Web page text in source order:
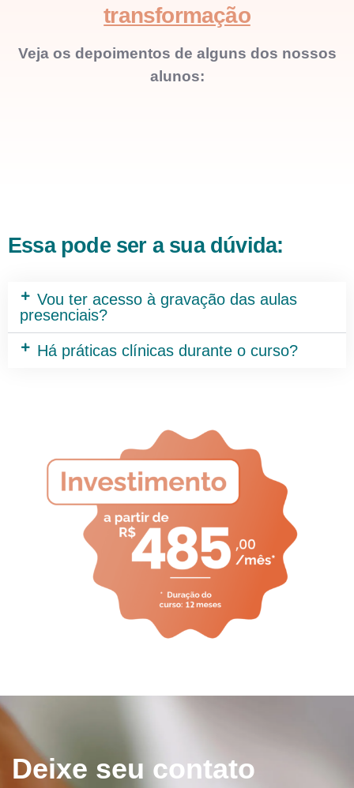
transformação
Veja os depoimentos de alguns dos nossos
alunos:
Essa pode ser a sua dúvida:
Vou ter acesso à gravação das aulas
presenciais?
Há práticas clínicas durante o curso?
Deixe seu contato